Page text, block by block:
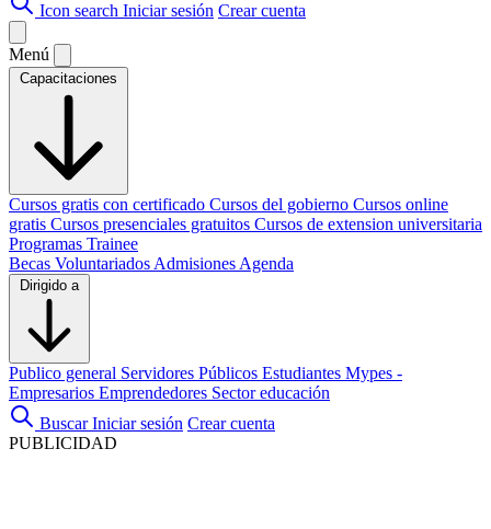
Icon search Iniciar sesión Crear cuenta
Menú
Capacitaciones
Cursos gratis con certificado Cursos del gobierno Cursos online
gratis Cursos presenciales gratuitos Cursos de extension universitaria
Programas Trainee
Becas Voluntariados Admisiones Agenda
Dirigido a
Publico general Servidores Públicos Estudiantes Mypes -
Empresarios Emprendedores Sector educación
Buscar Iniciar sesión Crear cuenta
PUBLICIDAD